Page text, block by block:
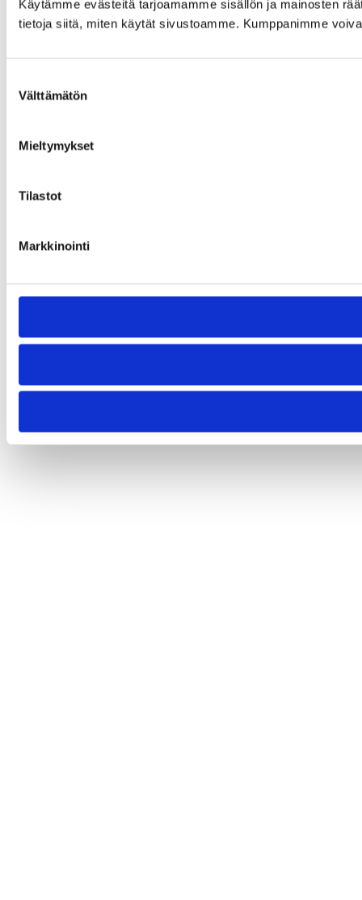
Käytämme evästeitä tarjoamamme sisällön ja mainosten
tietoja siitä, miten käytät sivustoamme. Kumppanimme
valinta
Välttämätön
Mieltymykset
Tilastot
Markkinointi